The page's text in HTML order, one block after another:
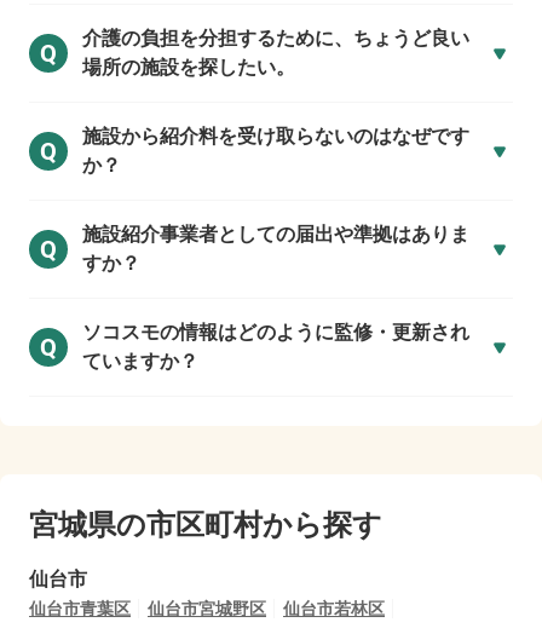
Q
介護の負担を分担するために、ちょうど良い
場所の施設を探したい。
Q
施設から紹介料を受け取らないのはなぜです
か？
Q
施設紹介事業者としての届出や準拠はありま
すか？
Q
ソコスモの情報はどのように監修・更新され
ていますか？
宮城県の市区町村から探す
仙台市
仙台市青葉区 仙台市宮城野区
仙台市若林区